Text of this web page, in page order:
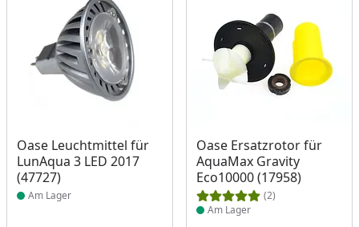
Oase Leuchtmittel für
LunAqua 3 LED 2017
(47727)
Produkt am Lager
Am Lager
Oase Ersatzrotor für
AquaMax Gravity
Eco10000 (17958)
(2)
Produkt am Lager
Am Lager